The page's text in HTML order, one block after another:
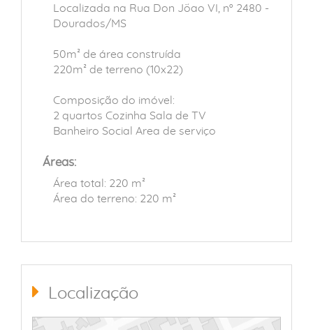
Localizada na Rua Don Jõao VI, nº 2480 -
Dourados/MS
50m² de área construída
220m² de terreno (10x22)
Composição do imóvel:
2 quartos Cozinha Sala de TV
Banheiro Social Area de serviço
Áreas:
Área total: 220 m²
Área do terreno: 220 m²
Localização